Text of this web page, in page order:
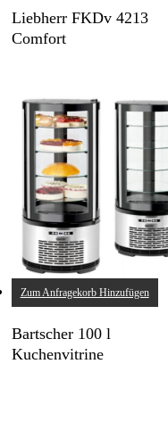
Liebherr FKDv 4213
Comfort
Zum Anfragekorb Hinzufügen
Bartscher 100 l
Kuchenvitrine